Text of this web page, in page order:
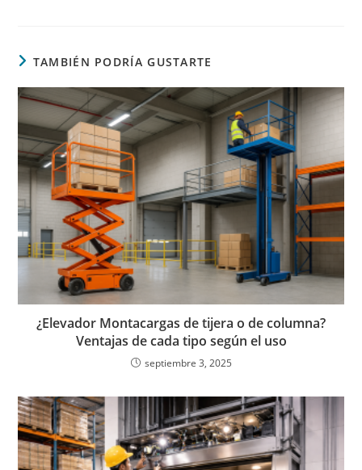
TAMBIÉN PODRÍA GUSTARTE
¿Elevador Montacargas de tijera o de columna?
Ventajas de cada tipo según el uso
septiembre 3, 2025